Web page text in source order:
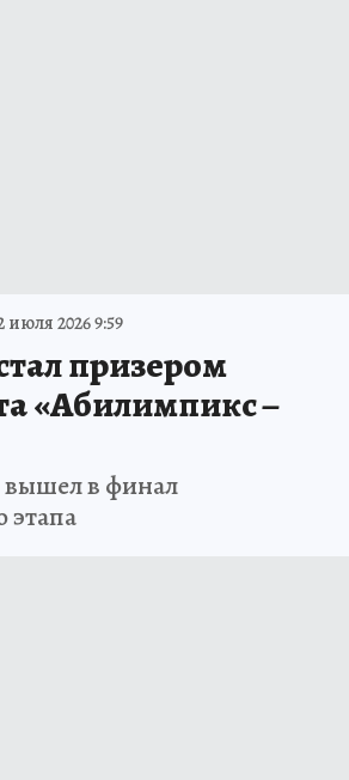
июля 2026 9:59
призером
«Абилимпикс –
в финал
этапа